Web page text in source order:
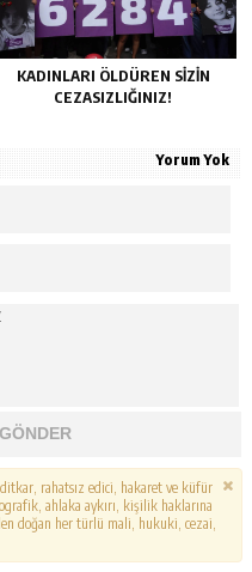
KADINLARI ÖLDÜREN SIZIN
CEZASIZLIĞINIZ!
Yorum Yok
rahatsız edici, hakaret ve küfür
ahlaka aykırı, kişilik haklarına
doğan her türlü mali, hukuki, cezai,